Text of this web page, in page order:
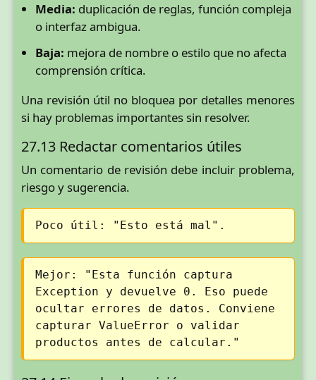
Media: duplicación de reglas, función compleja
o interfaz ambigua.
Baja: mejora de nombre o estilo que no afecta
comprensión crítica.
Una revisión útil no bloquea por detalles menores
si hay problemas importantes sin resolver.
27.13 Redactar comentarios útiles
Un comentario de revisión debe incluir problema,
riesgo y sugerencia.
Poco útil: "Esto está mal".
Mejor: "Esta función captura
Exception y devuelve 0. Eso puede
ocultar errores de datos. Conviene
capturar ValueError o validar
productos antes de calcular."